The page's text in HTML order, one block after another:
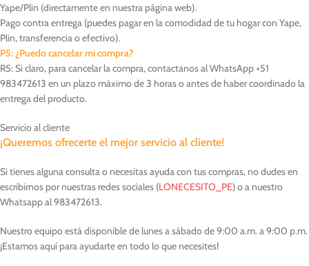
Yape/Plin (directamente en nuestra página web).
Pago contra entrega (puedes pagar en la comodidad de tu hogar con Yape,
Plin, transferencia o efectivo).
P5: ¿Puedo cancelar mi compra?
R5: Si claro, para cancelar la compra, contactanos al WhatsApp +51
983472613 en un plazo máximo de 3 horas o antes de haber coordinado la
entrega del producto.
Servicio al cliente
¡Queremos ofrecerte el mejor servicio al cliente!
Si tienes alguna consulta o necesitas ayuda con tus compras, no dudes en
escribirnos por nuestras redes sociales (LONECESITO_PE) o a nuestro
Whatsapp al 983472613.
Nuestro equipo está disponible de lunes a sábado de 9:00 a.m. a 9:00 p.m.
¡Estamos aquí para ayudarte en todo lo que necesites!